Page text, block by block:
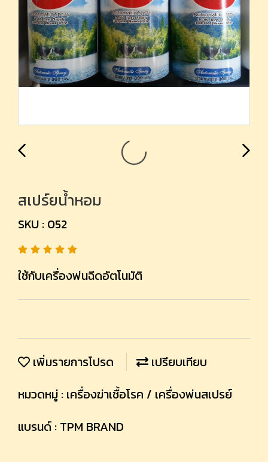
สเปร์ยน้ำหอม
SKU : 052
ใช้กับเครื่องพ่นฉีดอัตโนมัติ
เพิ่มรายการโปรด
เปรียบเทียบ
หมวดหมู่ : เครื่องฆ่าเชื้อโรค / เครื่องพ่นสเปรย์
แบรนด์ : TPM BRAND